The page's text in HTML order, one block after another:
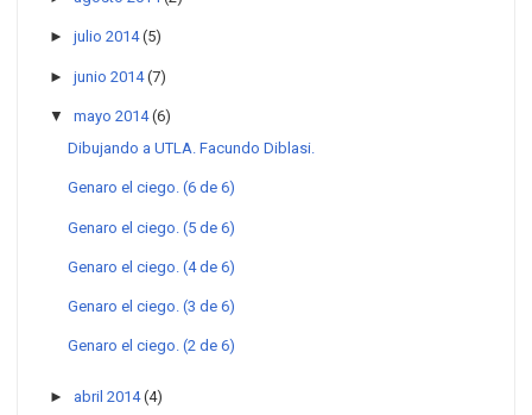
► julio 2014 (5)
► junio 2014 (7)
▼ mayo 2014 (6)
Dibujando a UTLA. Facundo Diblasi.
Genaro el ciego. (6 de 6)
Genaro el ciego. (5 de 6)
Genaro el ciego. (4 de 6)
Genaro el ciego. (3 de 6)
Genaro el ciego. (2 de 6)
► abril 2014 (4)